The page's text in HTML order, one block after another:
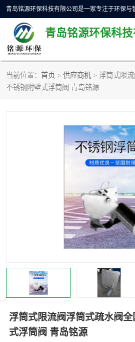
青岛铭源环保科技
当前位置： 首页 > 供应商机 > 浮筒式限
不锈钢附壁式浮筒阀 青岛铭源
浮筒式限流阀浮筒式疏水阀
式浮筒阀 青岛铭源
一体化HMPP泵站
液
一
真
雨水收集回用装置 门
智能一体化灌溉泵房 一
一体化泵闸
真空冲洗设备